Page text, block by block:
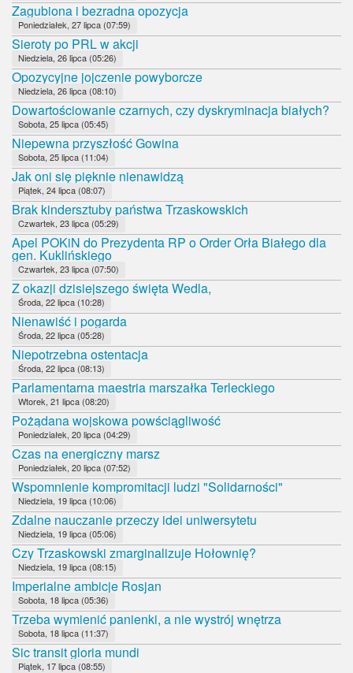
Zagubiona i bezradna opozycja
Poniedziałek, 27 lipca (07:59)
Sieroty po PRL w akcji
Niedziela, 26 lipca (05:26)
Opozycyjne jojczenie powyborcze
Niedziela, 26 lipca (08:10)
Dowartościowanie czarnych, czy dyskryminacja białych?
Sobota, 25 lipca (05:45)
Niepewna przyszłość Gowina
Sobota, 25 lipca (11:04)
Jak oni się pięknie nienawidzą
Piątek, 24 lipca (08:07)
Brak kindersztuby państwa Trzaskowskich
Czwartek, 23 lipca (05:29)
Apel POKiN do Prezydenta RP o Order Orła Białego dla
gen. Kuklińskiego
Czwartek, 23 lipca (07:50)
Z okazji dzisiejszego święta Wedla,
Środa, 22 lipca (10:28)
Nienawiść i pogarda
Środa, 22 lipca (05:28)
Niepotrzebna ostentacja
Środa, 22 lipca (08:13)
Parlamentarna maestria marszałka Terleckiego
Wtorek, 21 lipca (08:20)
Pożądana wojskowa powściągliwość
Poniedziałek, 20 lipca (04:29)
Czas na energiczny marsz
Poniedziałek, 20 lipca (07:52)
Wspomnienie kompromitacji ludzi "Solidarności"
Niedziela, 19 lipca (10:06)
Zdalne nauczanie przeczy idei uniwersytetu
Niedziela, 19 lipca (05:06)
Czy Trzaskowski zmarginalizuje Hołownię?
Niedziela, 19 lipca (08:15)
Imperialne ambicje Rosjan
Sobota, 18 lipca (05:36)
Trzeba wymienić panienki, a nie wystrój wnętrza
Sobota, 18 lipca (11:37)
Sic transit gloria mundi
Piątek, 17 lipca (08:55)